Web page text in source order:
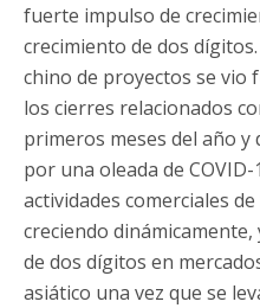
fuerte impulso de
crecimiento de dos
chino de proyectos se
los cierres relacionados
primeros meses del año y
por una oleada de
actividades comerciales
creciendo
de dos dígitos en
asiático una vez que se